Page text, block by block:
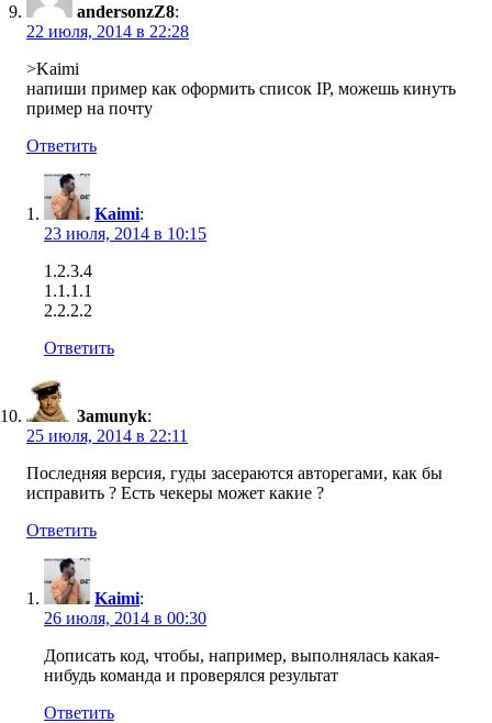
andersonzZ8:
22 июля, 2014 в 22:28
>Kaimi
напиши пример как оформить список IP, можешь кинуть
пример на почту
Ответить
Kaimi:
23 июля, 2014 в 10:15
1.2.3.4
1.1.1.1
2.2.2.2
Ответить
3amunyk:
25 июля, 2014 в 22:11
Последняя версия, гуды засераются авторегами, как бы
исправить ? Есть чекеры может какие ?
Ответить
Kaimi:
26 июля, 2014 в 00:30
Дописать код, чтобы, например, выполнялась какая-
нибудь команда и проверялся результат
Ответить